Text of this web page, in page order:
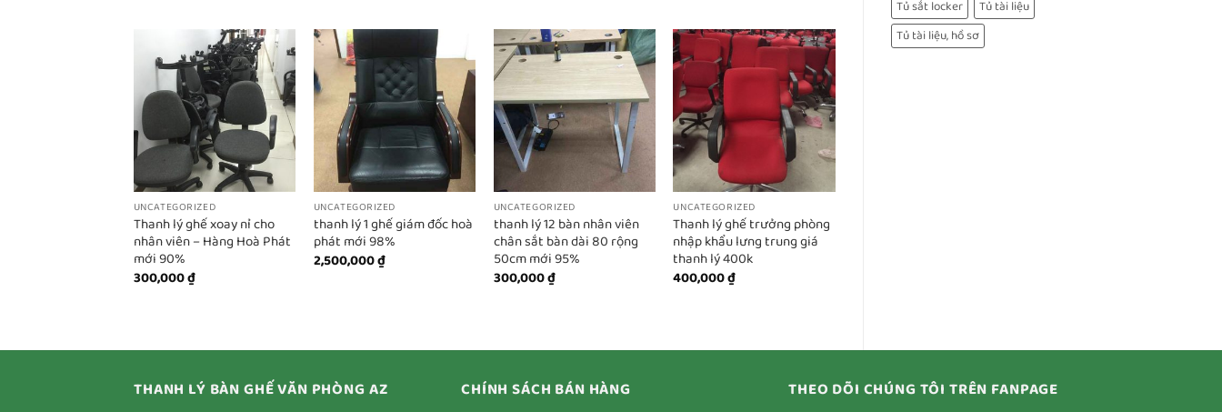
Tủ sắt locker
Tủ tài liệu
Tủ tài liệu, hồ sơ
UNCATEGORIZED
Thanh lý ghế xoay nỉ cho
nhân viên – Hàng Hoà Phát
mới 90%
300,000₫
UNCATEGORIZED
thanh lý 1 ghế giám đốc hoà
phát mới 98%
2,500,000₫
UNCATEGORIZED
thanh lý 12 bàn nhân viên
chân sắt bàn dài 80 rộng
50cm mới 95%
300,000₫
UNCATEGORIZED
Thanh lý ghế trưởng phòng
nhập khẩu lưng trung giá
thanh lý 400k
400,000₫
THANH LÝ BÀN GHẾ VĂN PHÒNG AZ CHÍNH SÁCH BÁN HÀNG THEO DÕI CHÚNG TÔI TRÊN FANPAGE